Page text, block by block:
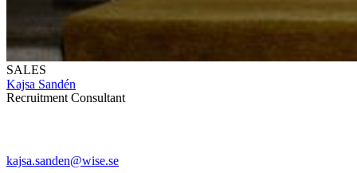
SALES
Kajsa Sandén
Recruitment Consultant
kajsa.sanden@wise.se